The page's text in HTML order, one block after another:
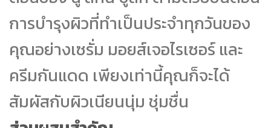
การบำรุงผิวที่ทำเป็นประจำทุกวันของ
คุณอย่างเซรั่ม มอยส์เจอไรเซอร์ และ
ครีมกันแดด เพียงเท่านี้คุณก็จะได้
สัมผัสกับผิวเนียนนุ่ม ชุ่มชื่น